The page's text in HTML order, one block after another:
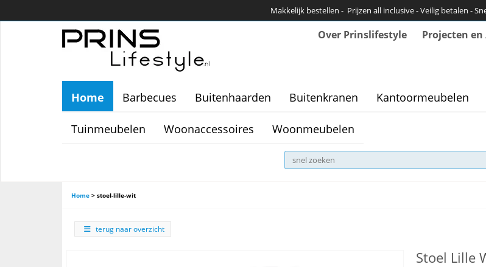
Makkelijk bestellen - Prijzen all inclusive - Veilig betalen -
Over Prinslifestyle Projecten en
Home Barbecues Buitenhaarden Buitenkranen Kantoormeubelen
Tuinmeubelen Woonaccessoires Woonmeubelen
Home > stoel-lille-wit
terug naar overzicht
Stoel Lille